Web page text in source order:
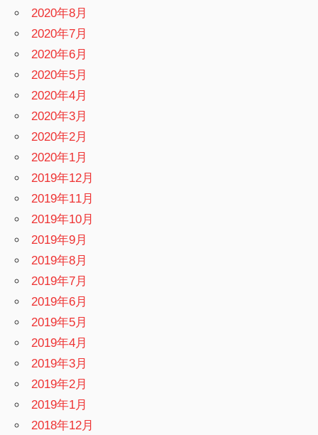
2020年8月
2020年7月
2020年6月
2020年5月
2020年4月
2020年3月
2020年2月
2020年1月
2019年12月
2019年11月
2019年10月
2019年9月
2019年8月
2019年7月
2019年6月
2019年5月
2019年4月
2019年3月
2019年2月
2019年1月
2018年12月